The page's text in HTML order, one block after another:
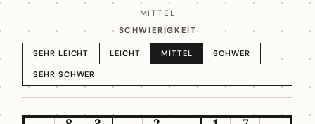
MITTEL
SCHWIERIGKEIT
SEHR LEICHT LEICHT MITTEL SCHWER
SEHR SCHWER